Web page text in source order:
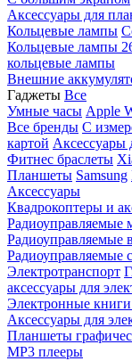
Аксессуары для
Кольцевые лампы
Кольцевые лампы
кольцевые лампы
Внешние
Гаджеты Все
Умные часы Apple
Все бренды C
картой Аксессуары
Фитнес браслеты
Планшеты Samsung
Аксессуары
Квадрокоптеры и
Радиоуправляемые
Радиоуправляемые
Радиоуправляемые
Электротранспорт
аксессуары для
Электронные книги
Аксессуары для
Планшеты
MP3 плееры